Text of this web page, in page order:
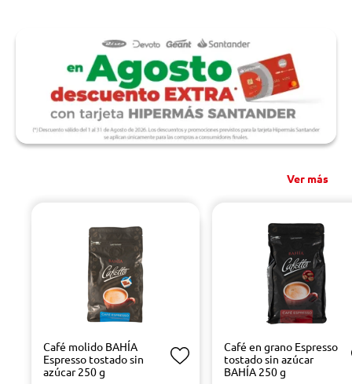
Ver más
Café molido BAHÍA
Espresso tostado sin
azúcar 250 g
Café en grano Espresso
tostado sin azúcar
BAHÍA 250 g